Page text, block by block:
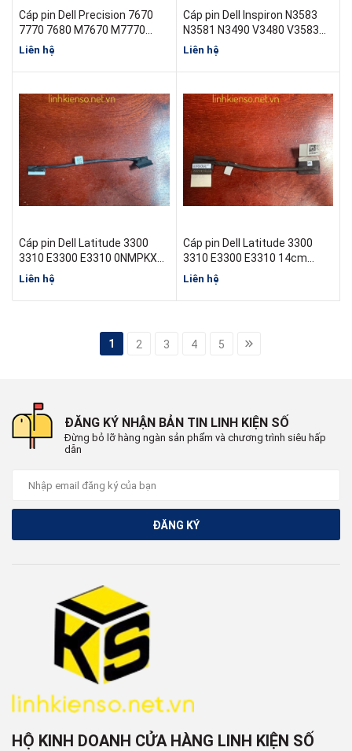
Cáp pin Dell Precision 7670
7770 7680 M7670 M7770
Liên hệ
Cáp pin Dell Inspiron N3583
N3581 N3490 V3480 V3583
EDI54 0HFYMP DC02002Y100
Liên hệ
Cáp pin Dell Latitude 3300
3310 E3300 E3310 0NMPKX
450.0FN05.0001 Dài
Liên hệ
Cáp pin Dell Latitude 3300
3310 E3300 E3310 14cm
0VJMM0 450.0FN07.0001
Liên hệ
1 2 3 4 5
ĐĂNG KÝ NHẬN BẢN TIN LINH KIỆN SỐ
Đừng bỏ lỡ hàng ngàn sản phẩm và chương trình siêu hấp
dẫn
ĐĂNG KÝ
HỘ KINH DOANH CỬA HÀNG LINH KIỆN SỐ